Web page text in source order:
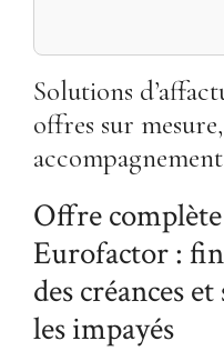
Solutions
offres sur
Offre
Eurofactor :
des créances
les impayés